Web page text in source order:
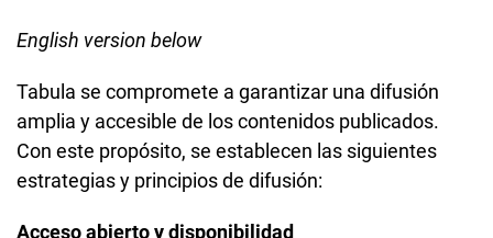
English version below
Tabula se compromete a garantizar una difusión
amplia y accesible de los contenidos publicados.
Con este propósito, se establecen las siguientes
estrategias y principios de difusión:
Acceso abierto y disponibilidad